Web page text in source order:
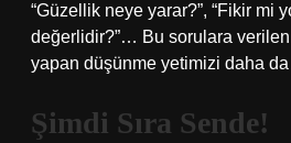
“Güzellik neye yarar?”, “Fikir mi
değerlidir?”… Bu sorulara verilen
yapan düşünme yetimizi daha
Şimdi Sıra Sende!